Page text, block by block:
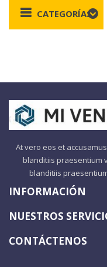
CATEGORÍAS
At vero eos et
blanditiis praesentium
blanditiis
INFORMACIÓN
NUESTROS
CONTÁCTENOS